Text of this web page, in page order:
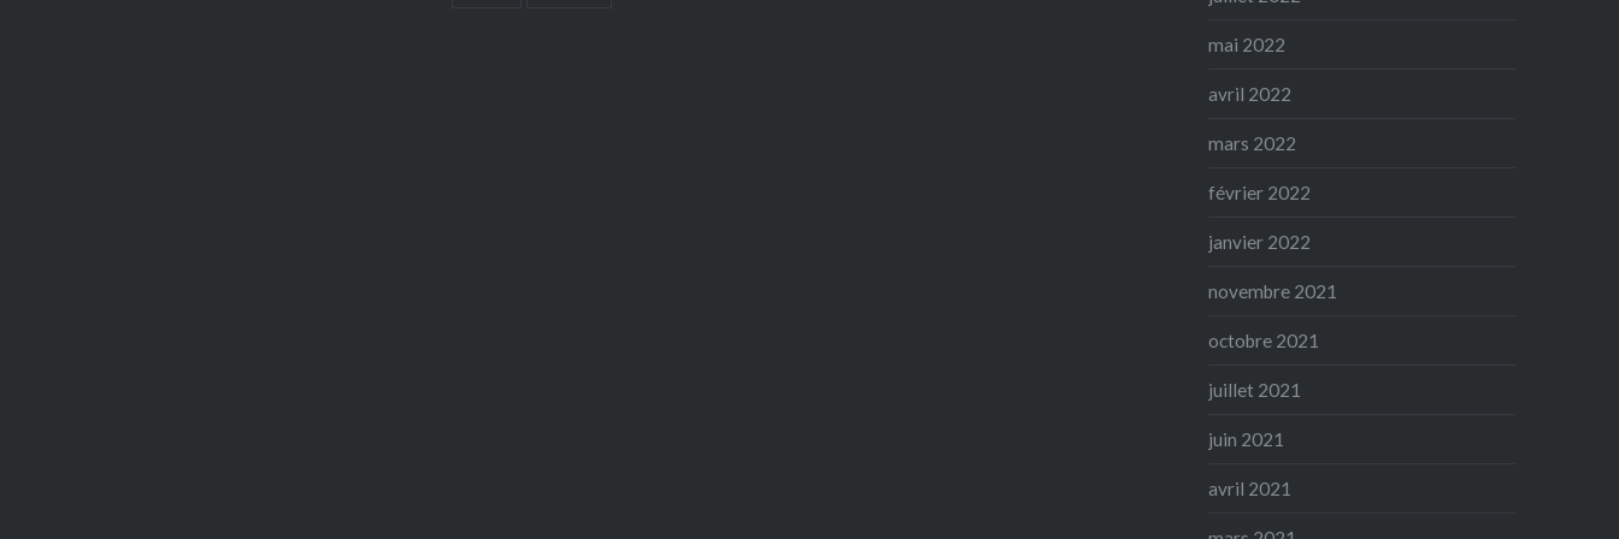
mai 2022
avril 2022
mars 2022
février 2022
janvier 2022
novembre 2021
octobre 2021
juillet 2021
juin 2021
avril 2021